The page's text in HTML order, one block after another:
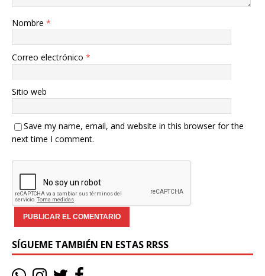
Nombre *
Correo electrónico *
Sitio web
Save my name, email, and website in this browser for the
next time I comment.
SÍGUEME TAMBIÉN EN ESTAS RRSS